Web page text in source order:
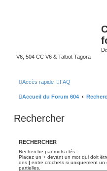
V6, 504 CC V6 & Talbot Tagora
Accès rapide FAQ
Accueil du Forum 604
Rechercher
RECHERCHER
Recherche par mots-clés :
Placez un + devant un mot qui doit
des | entre crochets si uniquement un
partielles.